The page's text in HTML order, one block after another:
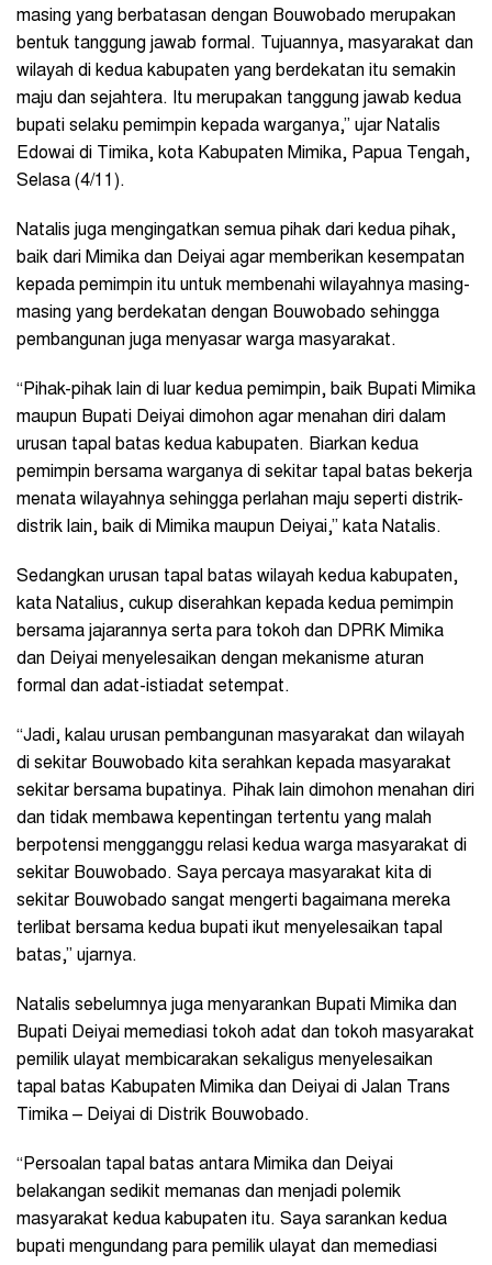
masing yang berbatasan dengan Bouwobado merupakan
bentuk tanggung jawab formal. Tujuannya, masyarakat dan
wilayah di kedua kabupaten yang berdekatan itu semakin
maju dan sejahtera. Itu merupakan tanggung jawab kedua
bupati selaku pemimpin kepada warganya,” ujar Natalis
Edowai di Timika, kota Kabupaten Mimika, Papua Tengah,
Selasa (4/11).
Natalis juga mengingatkan semua pihak dari kedua pihak,
baik dari Mimika dan Deiyai agar memberikan kesempatan
kepada pemimpin itu untuk membenahi wilayahnya masing-
masing yang berdekatan dengan Bouwobado sehingga
pembangunan juga menyasar warga masyarakat.
“Pihak-pihak lain di luar kedua pemimpin, baik Bupati Mimika
maupun Bupati Deiyai dimohon agar menahan diri dalam
urusan tapal batas kedua kabupaten. Biarkan kedua
pemimpin bersama warganya di sekitar tapal batas bekerja
menata wilayahnya sehingga perlahan maju seperti distrik-
distrik lain, baik di Mimika maupun Deiyai,” kata Natalis.
Sedangkan urusan tapal batas wilayah kedua kabupaten,
kata Natalius, cukup diserahkan kepada kedua pemimpin
bersama jajarannya serta para tokoh dan DPRK Mimika
dan Deiyai menyelesaikan dengan mekanisme aturan
formal dan adat-istiadat setempat.
“Jadi, kalau urusan pembangunan masyarakat dan wilayah
di sekitar Bouwobado kita serahkan kepada masyarakat
sekitar bersama bupatinya. Pihak lain dimohon menahan diri
dan tidak membawa kepentingan tertentu yang malah
berpotensi mengganggu relasi kedua warga masyarakat di
sekitar Bouwobado. Saya percaya masyarakat kita di
sekitar Bouwobado sangat mengerti bagaimana mereka
terlibat bersama kedua bupati ikut menyelesaikan tapal
batas,” ujarnya.
Natalis sebelumnya juga menyarankan Bupati Mimika dan
Bupati Deiyai memediasi tokoh adat dan tokoh masyarakat
pemilik ulayat membicarakan sekaligus menyelesaikan
tapal batas Kabupaten Mimika dan Deiyai di Jalan Trans
Timika – Deiyai di Distrik Bouwobado.
“Persoalan tapal batas antara Mimika dan Deiyai
belakangan sedikit memanas dan menjadi polemik
masyarakat kedua kabupaten itu. Saya sarankan kedua
bupati mengundang para pemilik ulayat dan memediasi